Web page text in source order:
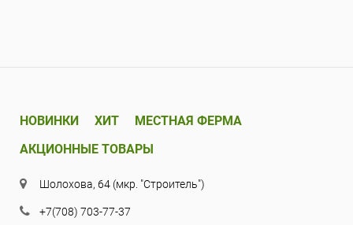
НОВИНКИ ХИТ
МЕСТНАЯ ФЕРМА
АКЦИОННЫЕ ТОВАРЫ
Шолохова, 64 (мкр. "Строитель")
+7(708) 703-77-37